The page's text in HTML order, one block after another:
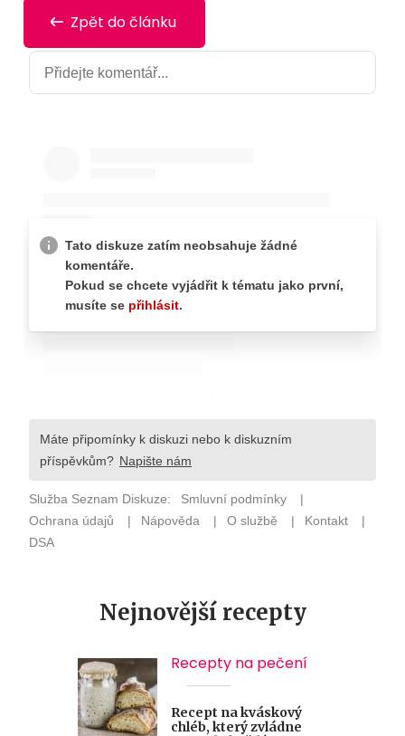
Zpět do článku
Nejnovější recepty
Recepty na pečení
Recept na kváskový
chléb, který zvládne